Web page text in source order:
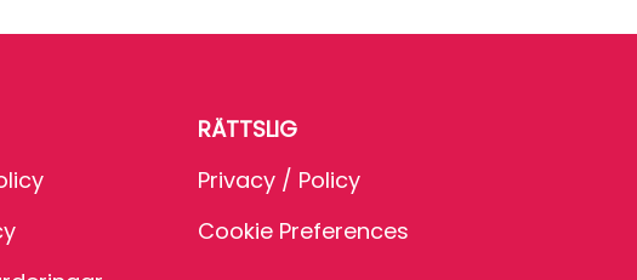
RÄTTSLIG
Privacy / Policy
Cookie Preferences